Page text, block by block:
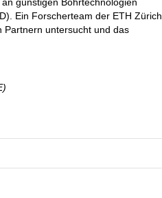
günstigen Bohrtechnologien
Ein Forscherteam der ETH Zürich
Partnern untersucht und das